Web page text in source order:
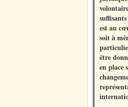
est au
soit à
être
en place